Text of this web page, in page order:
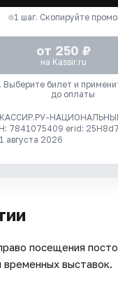
1 шаг. Скопируйте
от 250 ₽
на Kassir.ru
Выберите билет и
до оплаты
7841075409 erid:
августа 2026
посещения
временных выставок.